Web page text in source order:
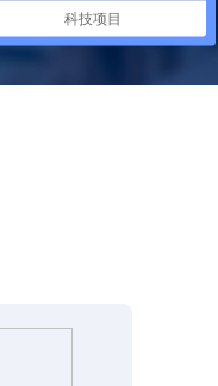
科技项目